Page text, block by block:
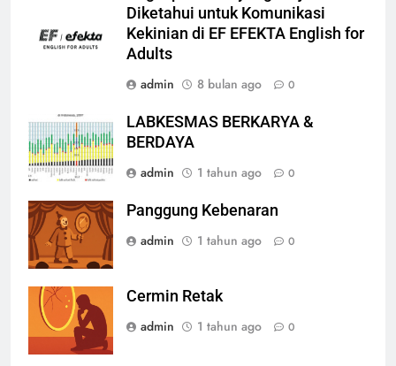
Diketahui untuk Komunikasi
Kekinian di EF EFEKTA English for
Adults
admin
8 bulan ago 0
LABKESMAS BERKARYA &
BERDAYA
admin
1 tahun ago 0
Panggung Kebenaran
admin
1 tahun ago 0
Cermin Retak
admin
1 tahun ago 0